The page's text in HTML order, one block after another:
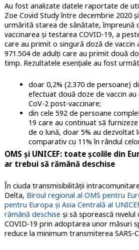
Au fost analizate datele raportate de
Zoe Covid Study între decembrie 2020
urmărită starea de sănătate, împreună
vaccinarea și testarea COVID-19, a
care au primit o singură doză de vaccin
971.504 de adulți care au primit două
timp. Rezultatele esențiale au fost
doar 0,2% (2.370 de persoane)
efectuat două doze de vaccin au
CoV-2 post-vaccinare;
din cele 592 de persoane
19 care au continuat să
de o lună, doar 5% au dezvoltat
comparativ cu 11% în rândul
OMS și UNICEF: toate școlile din
ar trebui să rămână deschise
În ciuda transmisibilității
Delta, Biroul regional al OMS pentru
pentru Europa și Asia Centrală al
rămână deschise și să sporească
COVID-19 prin adoptarea unor măsuri
reduce la minimum transmiterea SARS-